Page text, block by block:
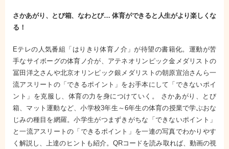
さかあがり、とび箱、なわとび… 体育ができると人生がより楽しくな
る！
Eテレの人気番組「はりきり体育ノ介」が待望の書籍化。運動が苦
手なサイボーグの体育ノ介が、アテネオリンピック金メダリストの
冨田洋之さんや北京オリンピック銀メダリストの朝原宣治さんら一
流アスリートの「できるポイント」をお手本にして「できないポイ
ント」を克服し、体育の力を身につけていく。 さかあがり、とび
箱、マット運動など、小学校3年生～6年生の体育の授業で学ぶおな
じみの種目を網羅。小学生がつまずきがちな「できないポイント」
と一流アスリートの「できるポイント」を一連の写真でわかりやす
く解説し、上達のヒントも紹介。QRコードを読み取れば、動画の視